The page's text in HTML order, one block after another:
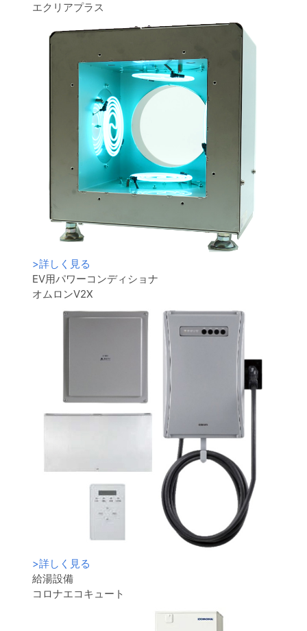
エクリアプラス
>詳しく見る
EV用パワーコンディショナ
オムロンV2X
>詳しく見る
給湯設備
コロナエコキュート